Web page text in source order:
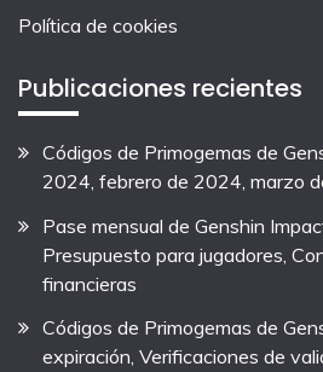
Política de cookies
Publicaciones recientes
Códigos de Primogemas de
2024, febrero de 2024, marzo
Pase mensual de Genshin
Presupuesto para jugadores,
financieras
Códigos de Primogemas de
expiración, Verificaciones de